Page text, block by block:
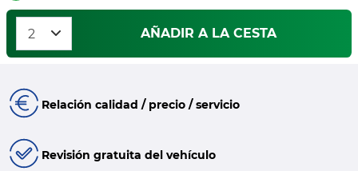
AÑADIR A LA CESTA
Relación calidad / precio / servicio
Revisión gratuita del vehículo